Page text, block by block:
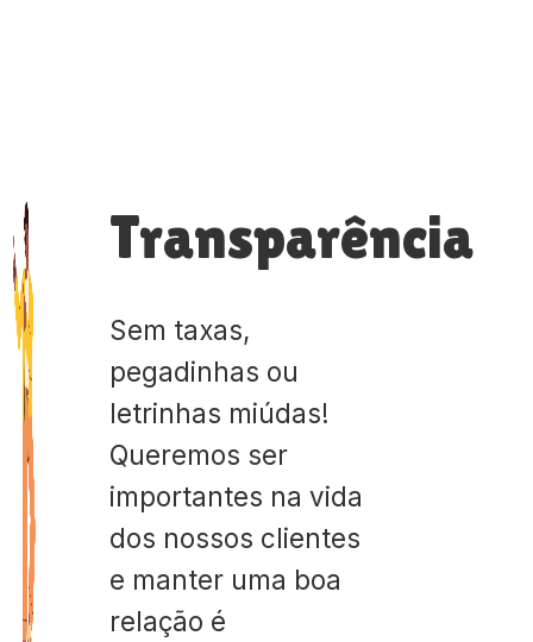
Transparência
Sem taxas,
pegadinhas ou
letrinhas miúdas!
Queremos ser
importantes na vida
dos nossos clientes
e manter uma boa
relação é